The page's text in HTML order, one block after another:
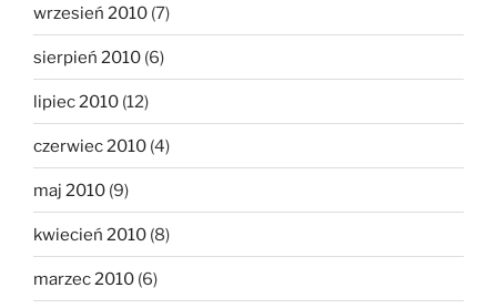
wrzesień 2010 (7)
sierpień 2010 (6)
lipiec 2010 (12)
czerwiec 2010 (4)
maj 2010 (9)
kwiecień 2010 (8)
marzec 2010 (6)